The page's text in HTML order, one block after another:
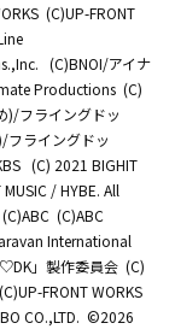
(C)UP-FRONT
(C)BNOI/アイナ
Productions (C)
)/フライングドッ
フライングドッ
(C) 2021 BIGHIT
/ HYBE. All
(C)ABC (C)ABC
International
」製作委員会 (C)
(C)UP-FRONT WORKS
CO.,LTD. ©2026